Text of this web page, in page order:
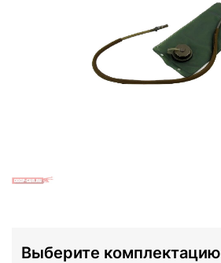
Выберите комплектацию